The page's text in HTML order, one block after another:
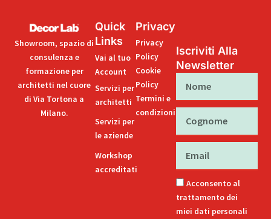
Showroom, spazio di
consulenza e
formazione per
architetti nel cuore
di Via Tortona a
Milano.
Quick
Links
Vai al tuo
Account
Servizi per
architetti
Servizi per
le aziende
Workshop
accreditati
Privacy
Privacy
Policy
Cookie
Policy
Termini e
condizioni
Iscriviti Alla
Newsletter
Acconsento al
trattamento dei
miei dati personali